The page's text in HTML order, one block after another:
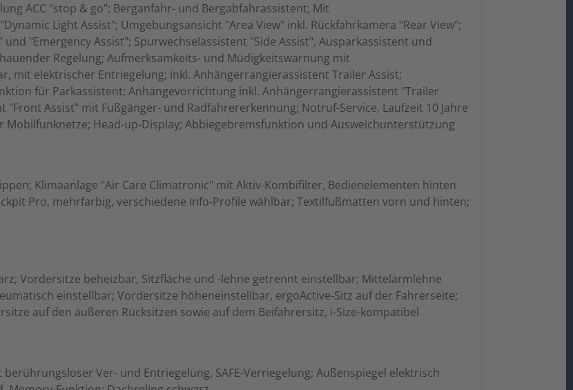
ACC "stop & go"; Berganfahr- und Bergabfahrassistent; Mit
Light Assist"; Umgebungsansicht "Area View" inkl. Rückfahrkamera "Rear View";
"Emergency Assist"; Spurwechselassistent "Side Assist", Ausparkassistent und
Regelung; Aufmerksamkeits- und Müdigkeitswarnung mit
mit elektrischer Entriegelung; inkl. Anhängerrangierassistent Trailer Assist;
für Parkassistent; Anhängevorrichtung inkl. Anhängerrangierassistent "Trailer
Assist" mit Fußgänger- und Radfahrererkennung; Notruf-Service, Laufzeit 10 Jahre
Head-up-Display; Abbiegebremsfunktion und Ausweichunterstützung
Klimaanlage "Air Care Climatronic" mit Aktiv-Kombifilter, Bedienelementen hinten
Pro, mehrfarbig, verschiedene Info-Profile wählbar; Textilfußmatten vorn und hinten;
Vordersitze beheizbar, Sitzfläche und -lehne getrennt einstellbar; Mittelarmlehne
einstellbar; Vordersitze höheneinstellbar, ergoActive-Sitz auf der Fahrerseite;
auf den äußeren Rücksitzen sowie auf dem Beifahrersitz, i-Size-kompatibel
Ver- und Entriegelung, SAFE-Verriegelung; Außenspiegel elektrisch